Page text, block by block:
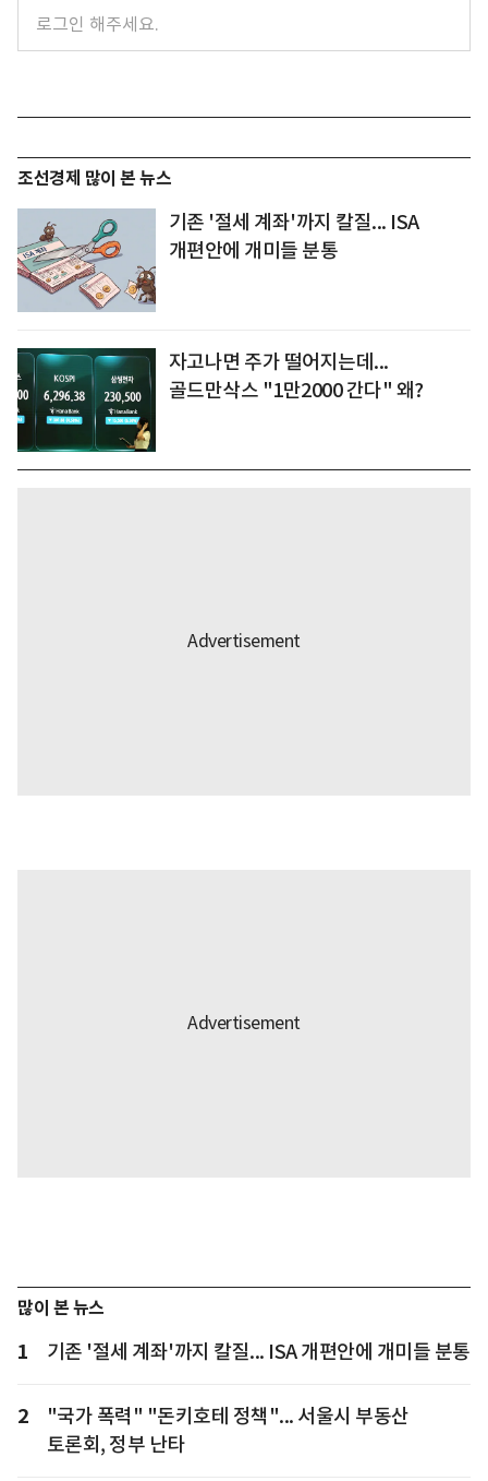
조선경제 많이 본 뉴스
기존 '절세 계좌'까지 칼질... ISA
개편안에 개미들 분통
자고나면 주가 떨어지는데...
골드만삭스 "1만2000 간다" 왜?
많이 본 뉴스
1 기존 '절세 계좌'까지 칼질... ISA 개편안에 개미들 분통
2
"국가 폭력" "돈키호테 정책"... 서울시 부동산
토론회, 정부 난타